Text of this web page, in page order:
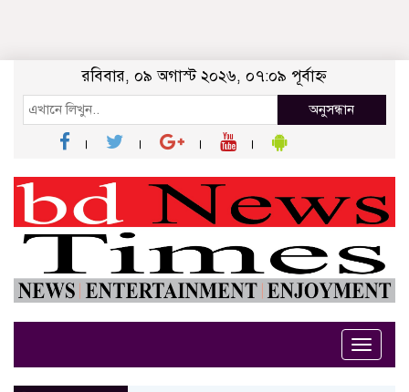
রবিবার, ০৯ অগাস্ট ২০২৬, ০৭:০৯ পূর্বাহ্ন
অনুসন্ধান
Toggle